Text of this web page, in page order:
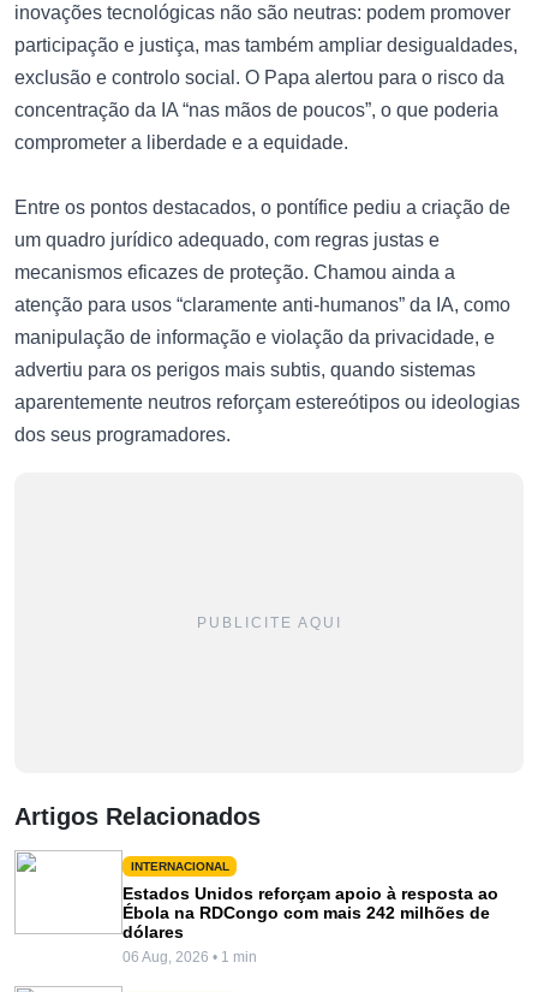
inovações tecnológicas não são neutras: podem promover
participação e justiça, mas também ampliar desigualdades,
exclusão e controlo social. O Papa alertou para o risco da
concentração da IA “nas mãos de poucos”, o que poderia
comprometer a liberdade e a equidade.
Entre os pontos destacados, o pontífice pediu a criação de
um quadro jurídico adequado, com regras justas e
mecanismos eficazes de proteção. Chamou ainda a
atenção para usos “claramente anti-humanos” da IA, como
manipulação de informação e violação da privacidade, e
advertiu para os perigos mais subtis, quando sistemas
aparentemente neutros reforçam estereótipos ou ideologias
dos seus programadores.
PUBLICITE AQUI
Artigos Relacionados
INTERNACIONAL
Estados Unidos reforçam apoio à resposta ao
Ébola na RDCongo com mais 242 milhões de
dólares
06 Aug, 2026 • 1 min